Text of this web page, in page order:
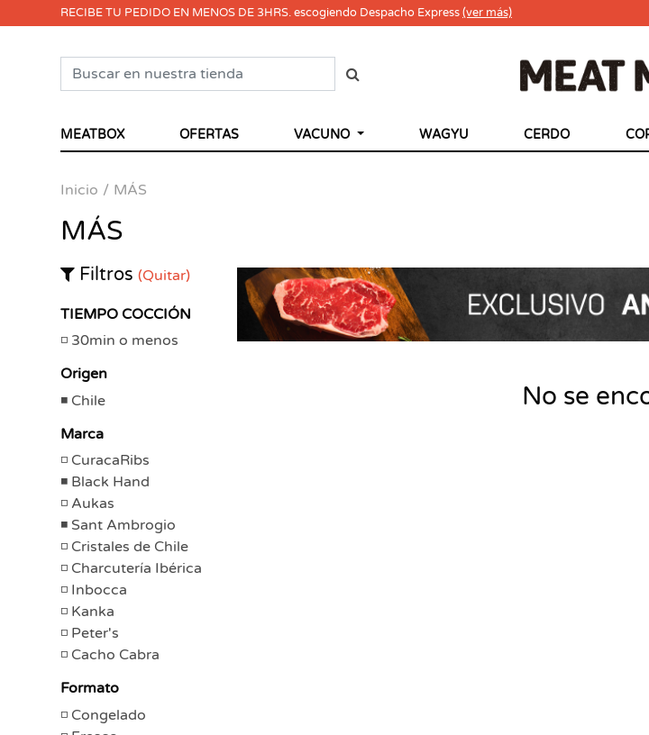
RECIBE TU PEDIDO EN MENOS DE 3HRS. escogiendo Despacho Express(ver más)
MEATBOX OFERTAS VACUNO WAGYU CERDO
Inicio MÁS
MÁS
Filtros (Quitar)
TIEMPO COCCIÓN
30min o menos
Origen
Chile
Marca
CuracaRibs
Black Hand
Aukas
Sant Ambrogio
Cristales de Chile
Charcutería Ibérica
Inbocca
Kanka
Peter's
Cacho Cabra
Formato
Congelado
No se